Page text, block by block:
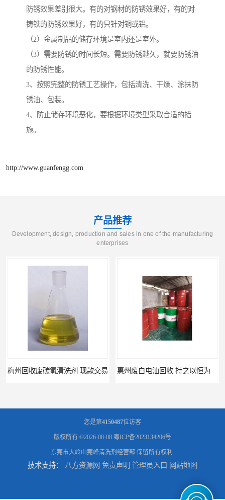
防锈效果差别很大。有的对钢材的防锈效果好，有的对
铸铁的防锈效果好，有的只针对铜或铝。
（2）金属制品的储存环境是室内还是室外。
（3）需要防锈的时间长短。需要防锈越久，就要防锈油
的防锈性能。
3、按照完整的防锈工艺操作，包括清洗、干燥、涂抹防
锈油、包装。
4、防止储存环境恶化，要根据环境类型采取合适的措
施。
http://www.guanfengg.com
产品推荐
Development, design, production and sales in one of the manufacturing
enterprises
惠州废白电油回收 持之以恒为客户服务 清远废碳氢清洗剂回收 诚信为先
广州回收废UV光油，废UV光油回收价格多少 石龙回收废三氯乙烯，废除油水回收处置
您是第4150487位访客
版权所有 ©2026-08-08 粤ICP备2023134206号
东莞市大岭山莞峰清洗剂经营部 保留所有权利.
技术支持： 八方资源网 免责声明 管理员入口 网站地图